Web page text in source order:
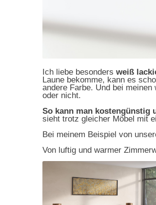
Ich liebe besonders weiß
Laune bekomme, kann es
andere Farbe. Und bei
oder nicht.
So kann man kostengünstig
sieht trotz gleicher Möbel mit
Bei meinem Beispiel von
Von luftig und warmer